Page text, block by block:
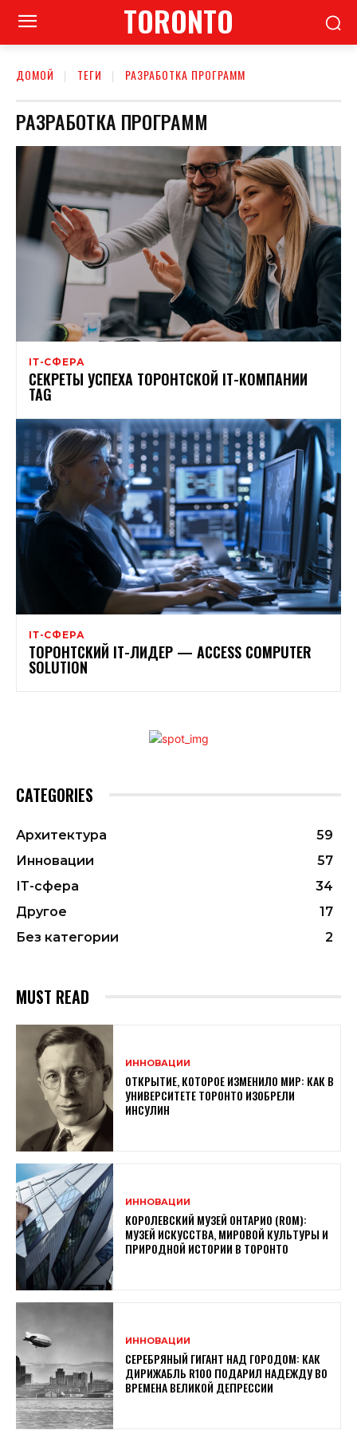
TORONTO
ДОМОЙ ТЕГИ РАЗРАБОТКА ПРОГРАММ
РАЗРАБОТКА ПРОГРАММ
ІТ-СФЕРА
СЕКРЕТЫ УСПЕХА ТОРОНТСКОЙ ІТ-КОМПАНИИ
TAG
ІТ-СФЕРА
ТОРОНТСКИЙ ІТ-ЛИДЕР — ACCESS COMPUTER
SOLUTION
CATEGORIES
Архитектура
59
Инновации
57
ІТ-сфера
34
Другое
17
Без категории
2
MUST READ
ИННОВАЦИИ
ОТКРЫТИЕ, КОТОРОЕ ИЗМЕНИЛО МИР: КАК В
УНИВЕРСИТЕТЕ ТОРОНТО ИЗОБРЕЛИ
ИНСУЛИН
ИННОВАЦИИ
КОРОЛЕВСКИЙ МУЗЕЙ ОНТАРИО (ROM):
МУЗЕЙ ИСКУССТВА, МИРОВОЙ КУЛЬТУРЫ И
ПРИРОДНОЙ ИСТОРИИ В ТОРОНТО
ИННОВАЦИИ
СЕРЕБРЯНЫЙ ГИГАНТ НАД ГОРОДОМ: КАК
ДИРИЖАБЛЬ R100 ПОДАРИЛ НАДЕЖДУ ВО
ВРЕМЕНА ВЕЛИКОЙ ДЕПРЕССИИ